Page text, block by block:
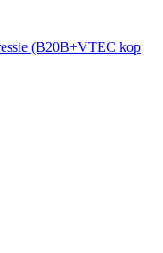
(B20B+VTEC kop